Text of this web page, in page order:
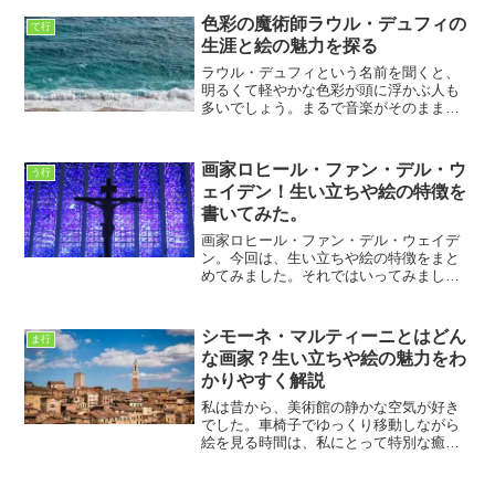
て行
色彩の魔術師ラウル・デュフィの
生涯と絵の魅力を探る
ラウル・デュフィという名前を聞くと、
明るくて軽やかな色彩が頭に浮かぶ人も
多いでしょう。まるで音楽がそのまま絵
んな日常にも彩りを添えてくれます。私
自身、ある日美術館でデュ...
う行
画家ロヒール・ファン・デル・ウ
ェイデン！生い立ちや絵の特徴を
書いてみた。
画家ロヒール・ファン・デル・ウェイデ
ン。今回は、生い立ちや絵の特徴をまと
めてみました。それではいってみましょ
ま行
シモーネ・マルティーニとはどん
な画家？生い立ちや絵の魅力をわ
かりやすく解説
私は昔から、美術館の静かな空気が好き
でした。車椅子でゆっくり移動しながら
絵を見る時間は、私にとって特別な癒や